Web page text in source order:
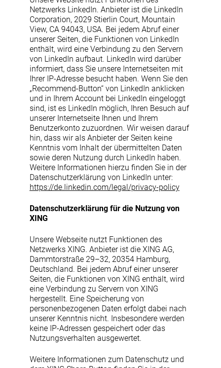
Netzwerks LinkedIn. Anbieter ist die LinkedIn
Corporation, 2029 Stierlin Court, Mountain
View, CA 94043, USA. Bei jedem Abruf einer
unserer Seiten, die Funktionen von LinkedIn
enthält, wird eine Verbindung zu den Servern
von LinkedIn aufbaut. LinkedIn wird darüber
informiert, dass Sie unsere Internetseiten mit
Ihrer IP-Adresse besucht haben. Wenn Sie den
„Recommend-Button“ von LinkedIn anklicken
und in Ihrem Account bei LinkedIn eingeloggt
sind, ist es LinkedIn möglich, Ihren Besuch auf
unserer Internetseite Ihnen und Ihrem
Benutzerkonto zuzuordnen. Wir weisen darauf
hin, dass wir als Anbieter der Seiten keine
Kenntnis vom Inhalt der übermittelten Daten
sowie deren Nutzung durch LinkedIn haben.
Weitere Informationen hierzu finden Sie in der
Datenschutzerklärung von LinkedIn unter:
https://de.linkedin.com/legal/privacy-policy
Datenschutzerklärung für die Nutzung von
XING
Unsere Webseite nutzt Funktionen des
Netzwerks XING. Anbieter ist die XING AG,
Dammtorstraße 29–32, 20354 Hamburg,
Deutschland. Bei jedem Abruf einer unserer
Seiten, die Funktionen von XING enthält, wird
eine Verbindung zu Servern von XING
hergestellt. Eine Speicherung von
personenbezogenen Daten erfolgt dabei nach
unserer Kenntnis nicht. Insbesondere werden
keine IP-Adressen gespeichert oder das
Nutzungsverhalten ausgewertet.
Weitere Informationen zum Datenschutz und